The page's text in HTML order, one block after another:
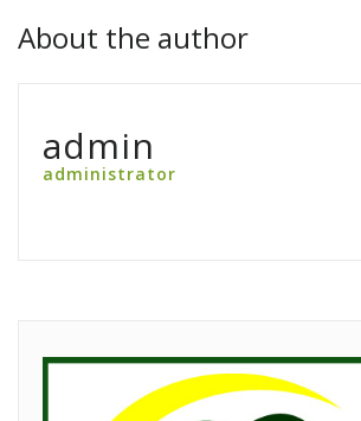
About the author
admin
administrator